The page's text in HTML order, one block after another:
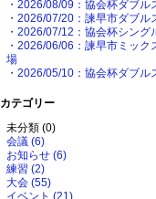
・2026/08/09：協会杯ダブル
・2026/07/20：諫早市ダブル
・2026/07/12：協会杯シング
・2026/06/06：諫早市ミック
場
・2026/05/10：協会杯ダブル
カテゴリー
未分類 (0)
会議 (6)
お知らせ (6)
練習 (2)
大会 (55)